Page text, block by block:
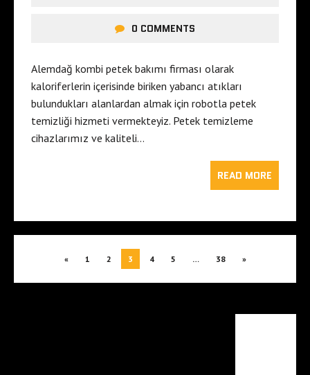
0 COMMENTS
Alemdağ kombi petek bakımı firması olarak
kaloriferlerin içerisinde biriken yabancı atıkları
bulundukları alanlardan almak için robotla petek
temizliği hizmeti vermekteyiz. Petek temizleme
cihazlarımız ve kaliteli…
READ MORE
« 1 2 3 4 5 … 38 »